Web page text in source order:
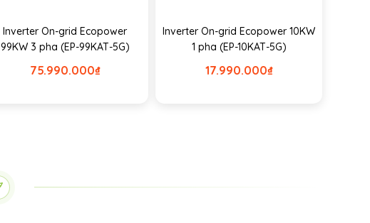
Inverter On-grid Ecopower
99KW 3 pha (EP-99KAT-5G)
₫
75.990.000
Inverter On-grid Ecopower 10KW
1 pha (EP-10KAT-5G)
₫
17.990.000